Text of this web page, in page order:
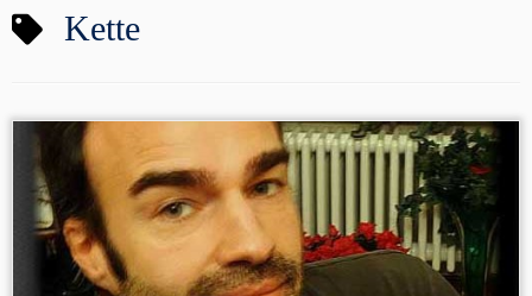
Inhalt
Kette